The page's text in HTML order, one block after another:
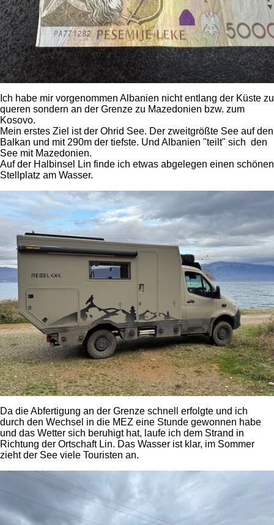
Ich habe mir vorgenommen Albanien nicht entlang der Küste zu
queren sondern an der Grenze zu Mazedonien bzw. zum
Kosovo.
Mein erstes Ziel ist der Ohrid See. Der zweitgrößte See auf den
Balkan und mit 290m der tiefste. Und Albanien "teilt" sich den
See mit Mazedonien.
Auf der Halbinsel Lin finde ich etwas abgelegen einen schönen
Stellplatz am Wasser.
Da die Abfertigung an der Grenze schnell erfolgte und ich
durch den Wechsel in die MEZ eine Stunde gewonnen habe
und das Wetter sich beruhigt hat, laufe ich dem Strand in
Richtung der Ortschaft Lin. Das Wasser ist klar, im Sommer
zieht der See viele Touristen an.